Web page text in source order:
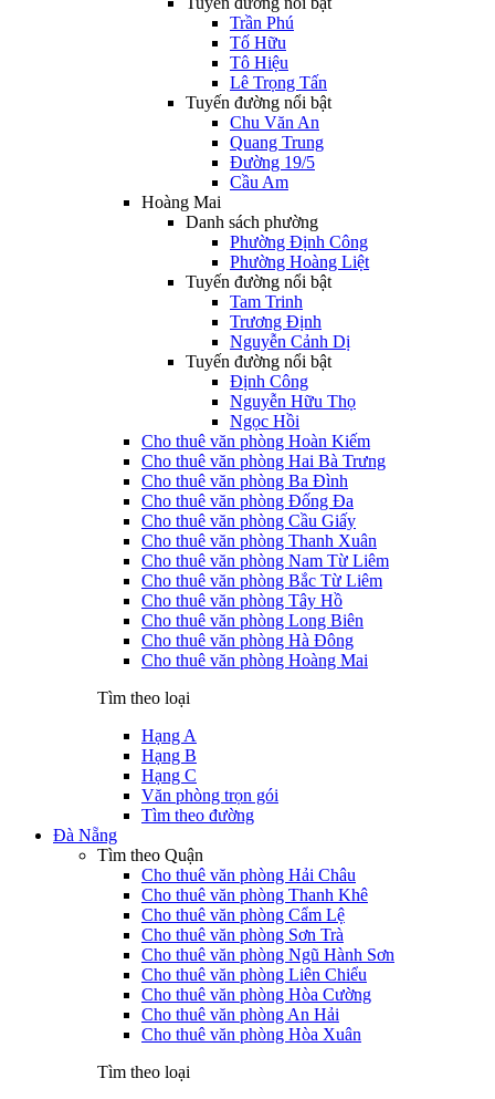
Trần Phú
Tố Hữu
Tô Hiệu
Lê Trọng Tấn
Tuyến đường nổi bật
Chu Văn An
Quang Trung
Đường 19/5
Cầu Am
Hoàng Mai
Danh sách phường
Phường Định Công
Phường Hoàng Liệt
Tuyến đường nổi bật
Tam Trinh
Trương Định
Nguyễn Cảnh Dị
Tuyến đường nổi bật
Định Công
Nguyễn Hữu Thọ
Ngọc Hồi
Cho thuê văn phòng Hoàn Kiếm
Cho thuê văn phòng Hai Bà Trưng
Cho thuê văn phòng Ba Đình
Cho thuê văn phòng Đống Đa
Cho thuê văn phòng Cầu Giấy
Cho thuê văn phòng Thanh Xuân
Cho thuê văn phòng Nam Từ Liêm
Cho thuê văn phòng Bắc Từ Liêm
Cho thuê văn phòng Tây Hồ
Cho thuê văn phòng Long Biên
Cho thuê văn phòng Hà Đông
Cho thuê văn phòng Hoàng Mai
Tìm theo loại
Hạng A
Hạng B
Hạng C
Văn phòng trọn gói
Tìm theo đường
Đà Nẵng
Tìm theo Quận
Cho thuê văn phòng Hải Châu
Cho thuê văn phòng Thanh Khê
Cho thuê văn phòng Cẩm Lệ
Cho thuê văn phòng Sơn Trà
Cho thuê văn phòng Ngũ Hành Sơn
Cho thuê văn phòng Liên Chiểu
Cho thuê văn phòng Hòa Cường
Cho thuê văn phòng An Hải
Cho thuê văn phòng Hòa Xuân
Tìm theo loại